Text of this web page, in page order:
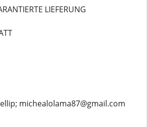
LIEFERUNG
michealolama87@gmail.com